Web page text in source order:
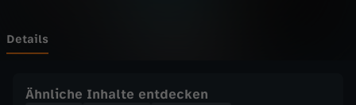
t
Details
Ähnliche Inhalte entdecken